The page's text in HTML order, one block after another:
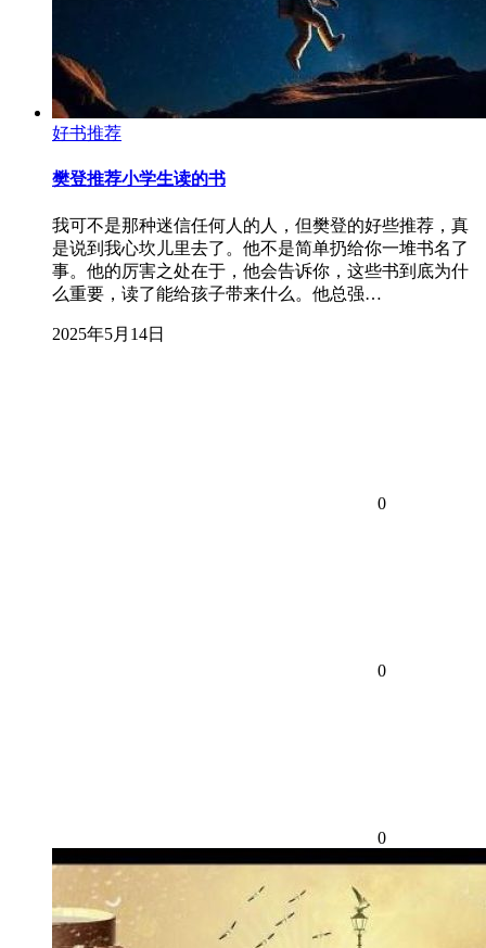
好书推荐
樊登推荐小学生读的书
我可不是那种迷信任何人的人，但樊登的好些推荐，真
是说到我心坎儿里去了。他不是简单扔给你一堆书名了
事。他的厉害之处在于，他会告诉你，这些书到底为什
么重要，读了能给孩子带来什么。他总强…
2025年5月14日
0
0
0